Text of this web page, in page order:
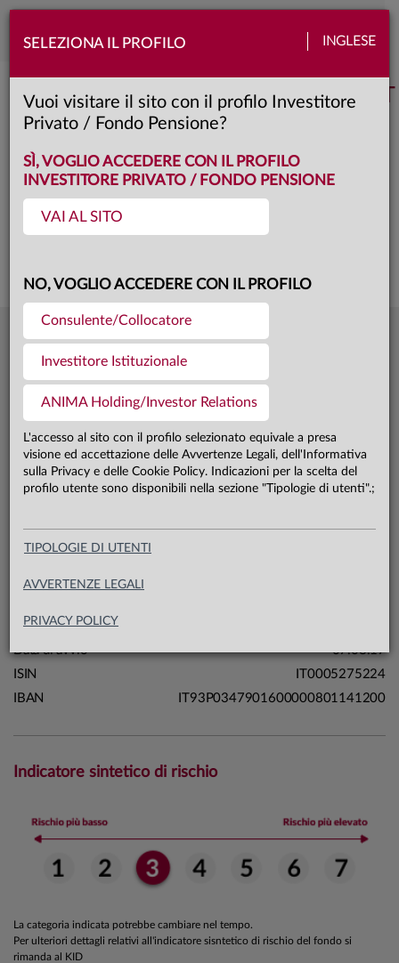
SELEZIONA IL PROFILO INGLESE
Vuoi visitare il sito con il profilo Investitore
Privato / Fondo Pensione?
SÌ, VOGLIO ACCEDERE CON IL PROFILO
INVESTITORE PRIVATO / FONDO PENSIONE
VAI AL SITO
NO, VOGLIO ACCEDERE CON IL PROFILO
Consulente/Collocatore
Investitore Istituzionale
ANIMA Holding/Investor Relations
L'accesso al sito con il profilo selezionato equivale a presa
visione ed accettazione delle Avvertenze Legali, dell'Informativa
sulla Privacy e delle Cookie Policy. Indicazioni per la scelta del
profilo utente sono disponibili nella sezione "Tipologie di utenti".;
TIPOLOGIE DI UTENTI
AVVERTENZE LEGALI
PRIVACY POLICY
Toggle
Anima Obbligazionario High Yield BT
Classe: F
Questa è una comunicazione di marketing. Si prega di consultare il prospetto e
Ultima quota
04.08.26
Patrimonio fondo 31.07.26
Patrimonio classe F 31.07.26
Carta di identità
Linea
Mercati
Sistema
Macrocategoria
Domicilio
Data di avvio
07.08.17
ISIN
IT0005275224
IBAN
IT93P0347901600000801141200
Indicatore sintetico di rischio
La categoria indicata potrebbe cambiare nel tempo.
Per ulteriori dettagli relativi all'indicatore sisntetico di rischio del fondo si
rimanda al KID